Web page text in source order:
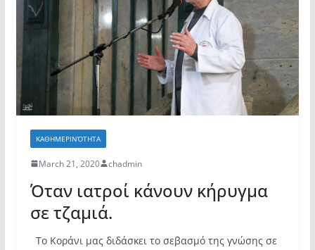
ΚΑΘΗΜΕΡΙΝΌΤΗΤΑ
March 21, 2020 chadmin
Όταν ιατροί κάνουν κήρυγμα
σε τζαμιά.
Το Κοράνι μας διδάσκει το σεβασμό της γνώσης σε